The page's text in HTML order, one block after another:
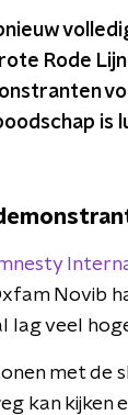
Rode
is
Novib
lag veel
met de
kan kijken